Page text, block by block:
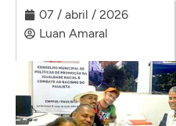
07 / abril / 2026
Luan Amaral